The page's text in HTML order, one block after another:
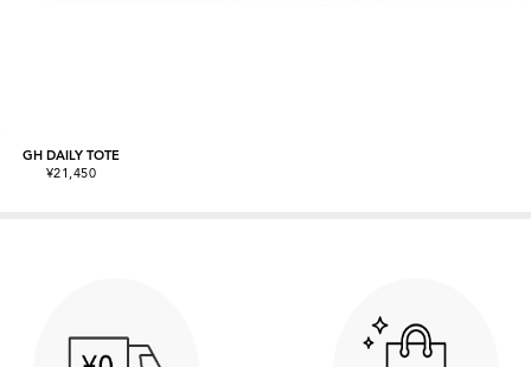
GH DAILY TOTE
¥21,450